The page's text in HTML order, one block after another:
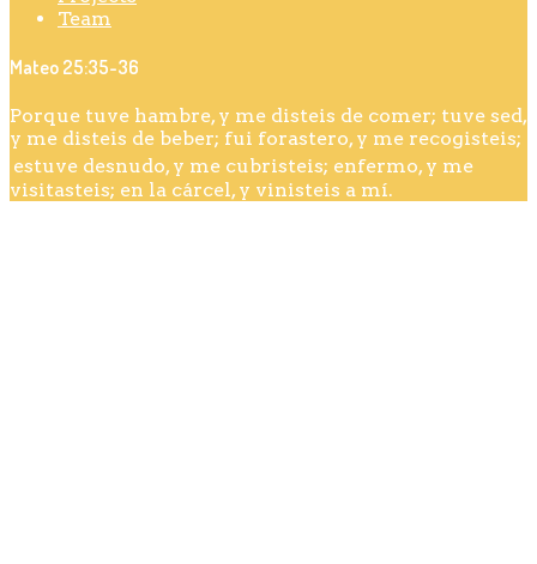
Team
Mateo 25:35-36
Porque tuve hambre, y me disteis de comer; tuve sed,
y me disteis de beber; fui forastero, y me recogisteis;
estuve desnudo, y me cubristeis; enfermo, y me
visitasteis; en la cárcel, y vinisteis a mí.